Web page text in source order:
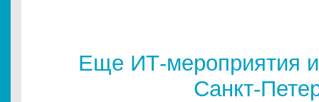
Еще ИТ-мероприятия
Санкт-